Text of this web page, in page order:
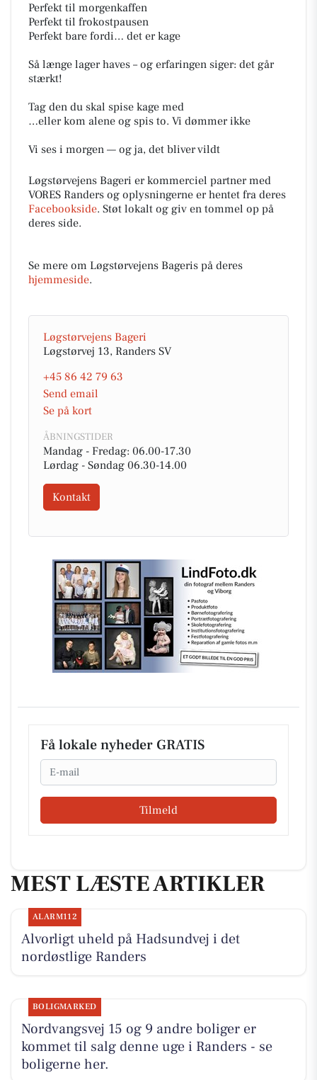
Perfekt til morgenkaffen
Perfekt til frokostpausen
Perfekt bare fordi… det er kage
Så længe lager haves – og erfaringen siger: det går
stærkt!
Tag den du skal spise kage med
…eller kom alene og spis to. Vi dømmer ikke
Vi ses i morgen — og ja, det bliver vildt
Løgstørvejens Bageri er kommerciel partner med
VORES Randers og oplysningerne er hentet fra deres
Facebookside. Støt lokalt og giv en tommel op på
deres side.
Se mere om Løgstørvejens Bageris på deres
hjemmeside.
Løgstørvejens Bageri
Løgstørvej 13, Randers SV
+45 86 42 79 63
Send email
Se på kort
ÅBNINGSTIDER
Mandag - Fredag: 06.00-17.30
Lørdag - Søndag 06.30-14.00
Kontakt
Få lokale nyheder GRATIS
Email
Tilmeld
MEST LÆSTE ARTIKLER
ALARM112
Alvorligt uheld på Hadsundvej i det
nordøstlige Randers
BOLIGMARKED
Nordvangsvej 15 og 9 andre boliger er
kommet til salg denne uge i Randers - se
boligerne her.